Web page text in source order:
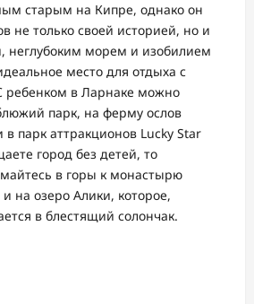
старым на Кипре, однако он
не только своей историей, но и
неглубоким морем и изобилием
место для отдыха с
ребенком в Ларнаке можно
парк, на ферму ослов
в парк аттракционов Lucky Star
город без детей, то
в горы к монастырю
на озеро Алики, которое,
в блестящий солончак.